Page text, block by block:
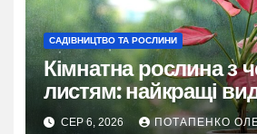
САДІВНИЦТВО ТА РОСЛИНИ
Кімнатна рослина з
листям: найкращі
секрети догляду
СЕР 6, 2026 ПОТАПЕНКО